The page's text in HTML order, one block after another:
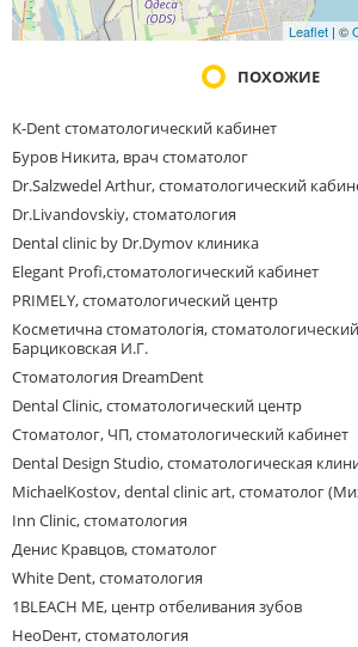
Leaflet | ©
ПОХОЖИЕ
K-Dent стоматологический кабинет
Буров Никита, врач стоматолог
Dr.Salzwedel Arthur, стоматологический
Dr.Livandovskiy, стоматология
Dental clinic by Dr.Dymov клиника
Elegant Profi,стоматологический кабинет
PRIMELY, стоматологический центр
Косметична стоматологія,
Барциковская И.Г.
Стоматология DreamDent
Dental Clinic, стоматологический центр
Стоматолог, ЧП, стоматологический кабинет
Dental Design Studio, стоматологическая
MichaelKostov, dental clinic art, стоматолог
Inn Clinic, стоматология
Денис Кравцов, стоматолог
White Dent, стоматология
1BLEACH ME, центр отбеливания зубов
НеоDент, стоматология